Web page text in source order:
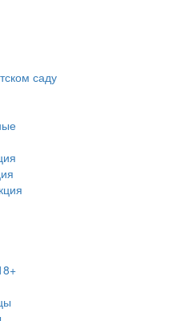
саду